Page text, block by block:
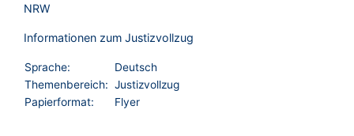
NRW
Informationen zum Justizvollzug
Sprache:
Deutsch
Themenbereich: Justizvollzug
Papierformat:
Flyer